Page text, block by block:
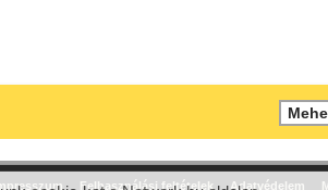
Felhasználási feltételek Adatvédelem